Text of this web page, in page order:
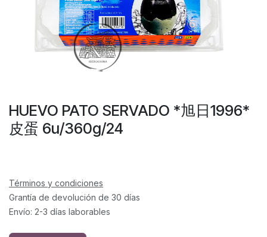
HUEVO PATO SERVADO *旭日1996*
皮蛋 6u/360g/24
Términos y condiciones
Grantía de devolución de 30 días
Envío: 2-3 días laborables